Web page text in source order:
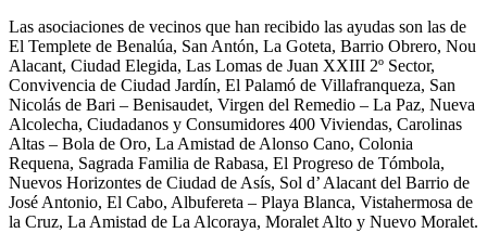
Las asociaciones de vecinos que han recibido las ayudas son las de
El Templete de Benalúa, San Antón, La Goteta, Barrio Obrero, Nou
Alacant, Ciudad Elegida, Las Lomas de Juan XXIII 2º Sector,
Convivencia de Ciudad Jardín, El Palamó de Villafranqueza, San
Nicolás de Bari – Benisaudet, Virgen del Remedio – La Paz, Nueva
Alcolecha, Ciudadanos y Consumidores 400 Viviendas, Carolinas
Altas – Bola de Oro, La Amistad de Alonso Cano, Colonia
Requena, Sagrada Familia de Rabasa, El Progreso de Tómbola,
Nuevos Horizontes de Ciudad de Asís, Sol d’ Alacant del Barrio de
José Antonio, El Cabo, Albufereta – Playa Blanca, Vistahermosa de
la Cruz, La Amistad de La Alcoraya, Moralet Alto y Nuevo Moralet.